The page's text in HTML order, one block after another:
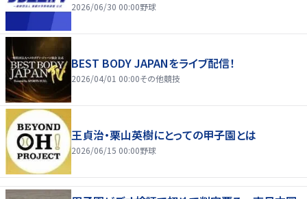
2026/06/30 00:00野球
BEST BODY JAPANをライブ配信！
2026/04/01 00:00その他競技
王貞治・栗山英樹にとっての甲子園とは
2026/06/15 00:00野球